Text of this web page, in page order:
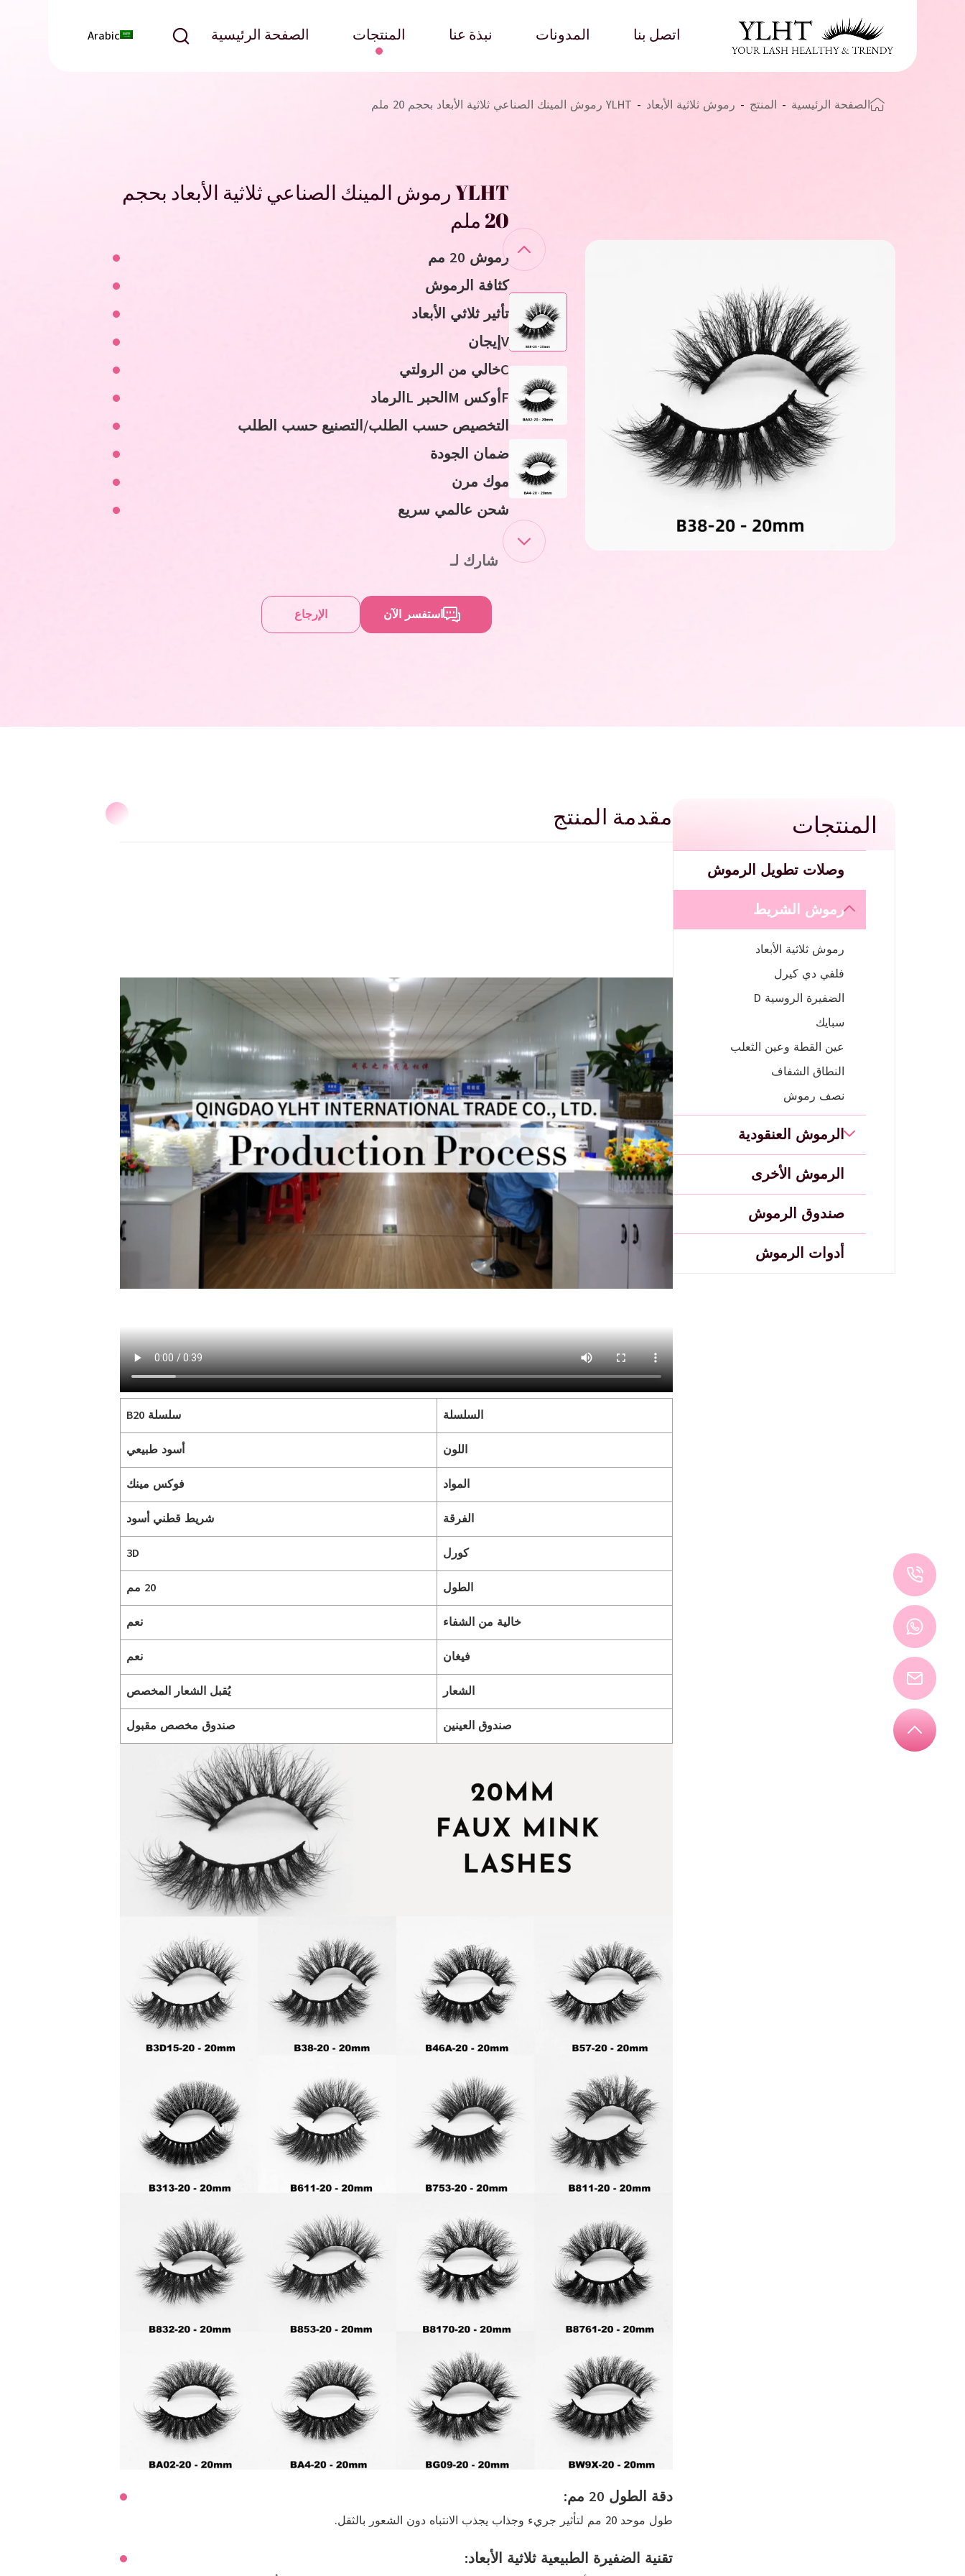
الصفحة الرئيسية المنتجات نبذة عنا المدونات اتصل بنا Arabic
الصفحة الرئيسية - المنتج - رموش ثلاثية الأبعاد - YLHT رموش المينك الصناعي ثلاثية الأبعاد بحجم 20 ملم
YLHT رموش المينك الصناعي ثلاثية الأبعاد بحجم
20 ملم
رموش 20 مم
كثافة الرموش
تأثير ثلاثي الأبعاد
Vإيجان
Cخالي من الرولتي
Fأوكس Mالحبر Lالرماد
التخصيص حسب الطلب/التصنيع حسب الطلب
ضمان الجودة
موك مرن
شحن عالمي سريع
شارك لـ
استفسر الآن الإرجاع
المنتجات
وصلات تطويل الرموش
رموش الشريط
رموش ثلاثية الأبعاد
فلفي دي كيرل
الضفيرة الروسية D
سبايك
عين القطة وعين الثعلب
النطاق الشفاف
نصف رموش
الرموش العنقودية
الرموش الأخرى
صندوق الرموش
أدوات الرموش
مقدمة المنتج
السلسلة سلسلة B20
اللون أسود طبيعي
المواد فوكس مينك
الفرقة شريط قطني أسود
كورل 3D
الطول 20 مم
خالية من الشفاء نعم
فيغان نعم
الشعار يُقبل الشعار المخصص
صندوق العينين صندوق مخصص مقبول
دقة الطول 20 مم:
طول موحد 20 مم لتأثير جريء وجذاب يجذب الانتباه دون الشعور بالثقل.
تقنية الضفيرة الطبيعية ثلاثية الأبعاد: